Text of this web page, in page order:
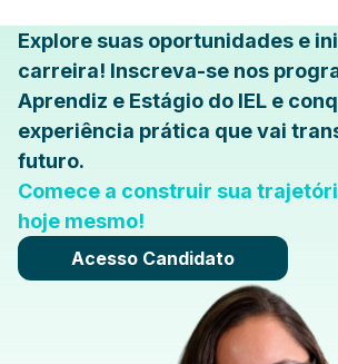
Explore suas oportunidades e
carreira! Inscreva-se nos
Aprendiz e Estágio do IEL e
experiência prática que vai
futuro.
Comece a construir sua
hoje mesmo!
Acesso Candidato